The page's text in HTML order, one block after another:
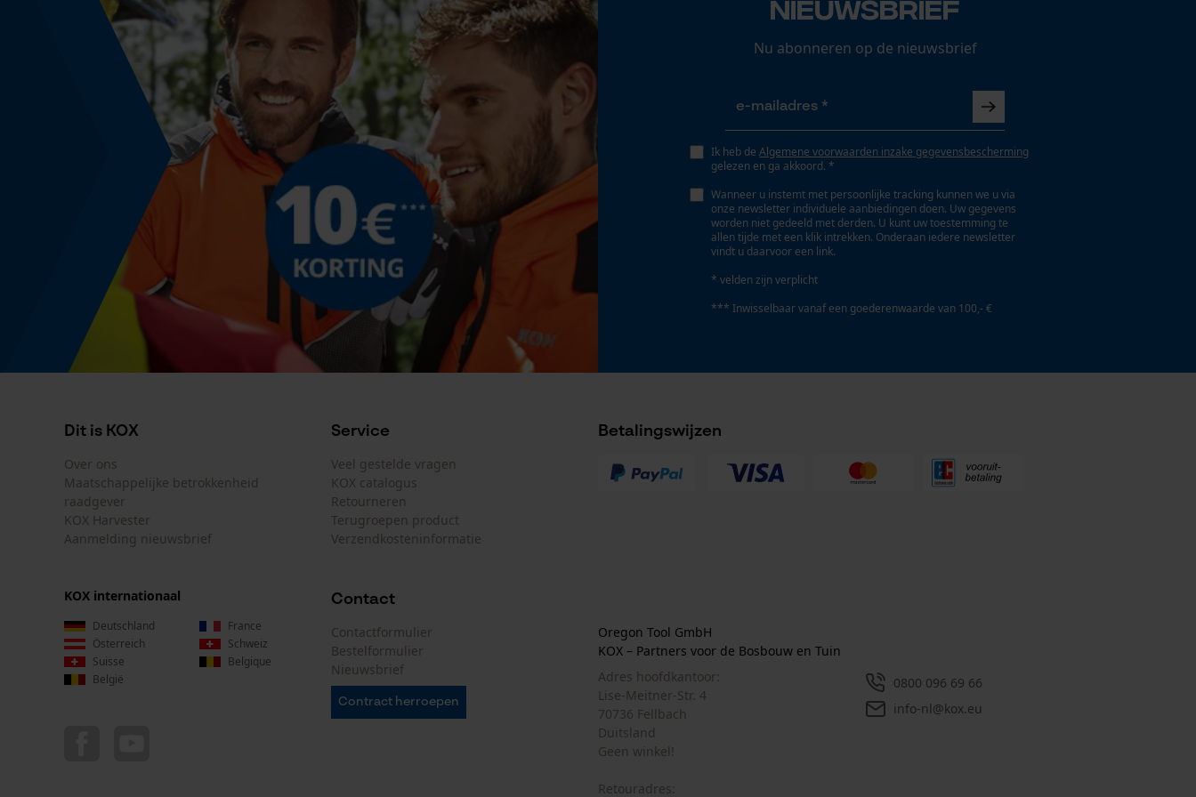
Nee
Energie & vermogen
Accucapaciteitsaanduiding Accu/batterij inbegrepen
Oplaadbare batterij/batterijen niet inbegrepen in
de levering
Powerbankfunctie
Gebruik & gebruiksaanwijzing
Gebruiksaanwijzing
Controleer of de kettingspanning correct is.
Kleurencombinatie
Kleur
Grijs-multikleur
Geleiderail-aansluiting
D025
Geleiderailtype
Nieuwsbrief
Nu abonneren op de nieuwsbrief
Ik heb deAlgemene voorwaarden inzake gegevensbescherming
gelezen en ga akkoord. *
Wanneer u instemt met persoonlijke tracking kunnen we u via
onze newsletter individuele aanbiedingen doen. Uw gegevens
worden niet gedeeld met derden. U kunt uw toestemming te
allen tijde met een klik intrekken. Onderaan iedere newsletter
vindt u daarvoor een link.
* velden zijn verplicht
*** Inwisselbaar vanaf een goederenwaarde van 100,- €
Dit is KOX
Over ons
Maatschappelijke betrokkenheid
raadgever
KOX Harvester
Aanmelding nieuwsbrief
Service
Veel gestelde vragen
KOX catalogus
Retourneren
Terugroepen product
Verzendkosteninformatie
Betalingswijzen
Contact
Contactformulier
Bestelformulier
Nieuwsbrief
Contract herroepen
Oregon Tool GmbH
KOX – Partners voor de Bosbouw en Tuin
Adres hoofdkantoor:
Lise-Meitner-Str. 4
70736 Fellbach
Duitsland
Geen winkel!
Retouradres:
0800 096 69 66
info-nl@kox.eu
KOX internationaal
Deutschland
France
Österreich
Schweiz
Suisse
Belgique
België
Mouseflow Web Analytics Tool
Prestatie en functionele Cookies
Loop54 Personalization
Gepersonaliseerde homepage
Persoonlijke begroeting
YouTube-video's
Google Maps